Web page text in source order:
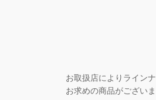
お取扱店によりライン
お求めの商品がござい